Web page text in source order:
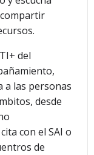
del
a las personas
desde
con el SAI o
de